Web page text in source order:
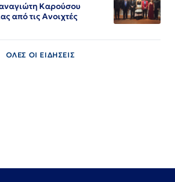
Καρούσου
από τις Ανοιχτές
ΟΛΕΣ ΟΙ ΕΙΔΗΣΕΙΣ